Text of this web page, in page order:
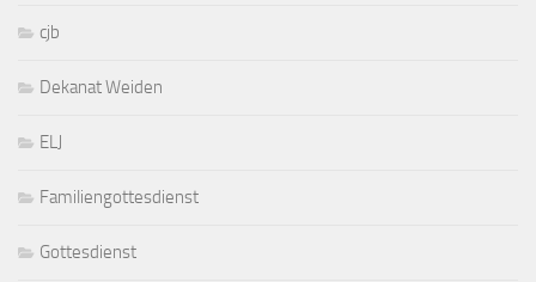
cjb
Dekanat Weiden
ELJ
Familiengottesdienst
Gottesdienst